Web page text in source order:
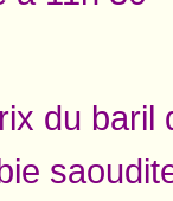
du baril